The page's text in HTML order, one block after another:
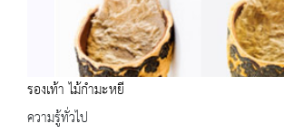
รองเท้า ไม้กำมะหยี
ความรู้ทั่วไป